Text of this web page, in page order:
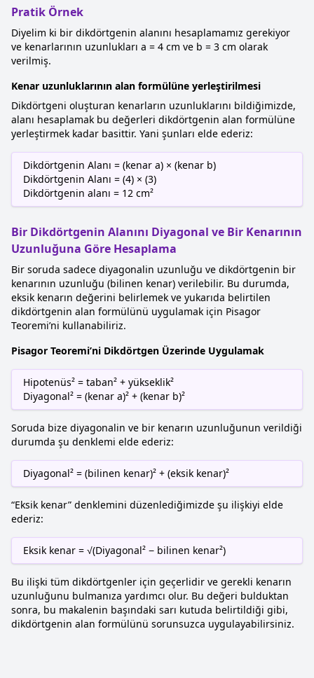
Pratik Örnek
Diyelim ki bir dikdörtgenin alanını hesaplamamız gerekiyor
ve kenarlarının uzunlukları a = 4 cm ve b = 3 cm olarak
verilmiş.
Kenar uzunluklarının alan formülüne yerleştirilmesi
Dikdörtgeni oluşturan kenarların uzunluklarını bildiğimizde,
alanı hesaplamak bu değerleri dikdörtgenin alan formülüne
yerleştirmek kadar basittir. Yani şunları elde ederiz:
Dikdörtgenin Alanı = (kenar a) × (kenar b)
Dikdörtgenin Alanı = (4) × (3)
Dikdörtgenin alanı = 12 cm²
Bir Dikdörtgenin Alanını Diyagonal ve Bir Kenarının
Uzunluğuna Göre Hesaplama
Bir soruda sadece diyagonalin uzunluğu ve dikdörtgenin bir
kenarının uzunluğu (bilinen kenar) verilebilir. Bu durumda,
eksik kenarın değerini belirlemek ve yukarıda belirtilen
dikdörtgenin alan formülünü uygulamak için Pisagor
Teoremi’ni kullanabiliriz.
Pisagor Teoremi’ni Dikdörtgen Üzerinde Uygulamak
Hipotenüs² = taban² + yükseklik²
Diyagonal² = (kenar a)² + (kenar b)²
Soruda bize diyagonalin ve bir kenarın uzunluğunun verildiği
durumda şu denklemi elde ederiz:
Diyagonal² = (bilinen kenar)² + (eksik kenar)²
“Eksik kenar” denklemini düzenlediğimizde şu ilişkiyi elde
ederiz:
Eksik kenar = √(Diyagonal² − bilinen kenar²)
Bu ilişki tüm dikdörtgenler için geçerlidir ve gerekli kenarın
uzunluğunu bulmanıza yardımcı olur. Bu değeri bulduktan
sonra, bu makalenin başındaki sarı kutuda belirtildiği gibi,
dikdörtgenin alan formülünü sorunsuzca uygulayabilirsiniz.